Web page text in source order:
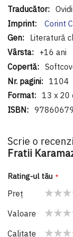
suplimentare
Corint
Literatură
+16 ani
1104
13 x 20
Scrie o
Fratii
Rating-ul tău
Preţ
star
stars
stars
stars
stars
Valoare
Calitate